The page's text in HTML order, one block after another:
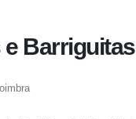
e Barriguitas